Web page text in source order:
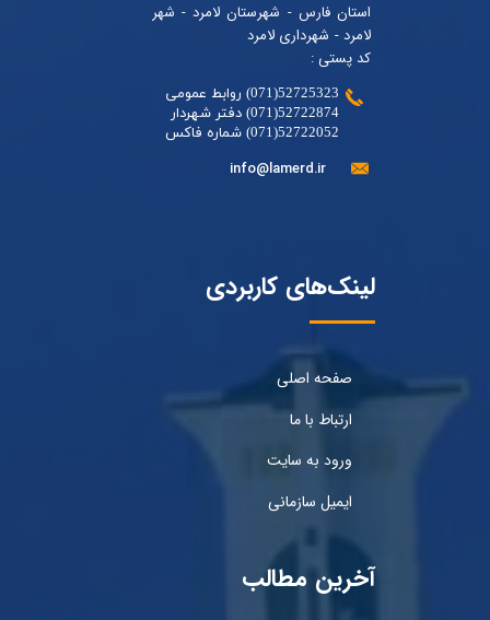
استان فارس - شهرستان لامرد - شهر
لامرد - شهرداری لامرد
کد پستی :
52725323(071) روابط عمومی
52722874(071) دفتر شهردار
52722052(071) شماره فاکس
info@lamerd.ir
لینک‌های کاربردی
صفحه اصلی
ارتباط با ما
ورود به سایت
ایمیل سازمانی
آخرین مطالب